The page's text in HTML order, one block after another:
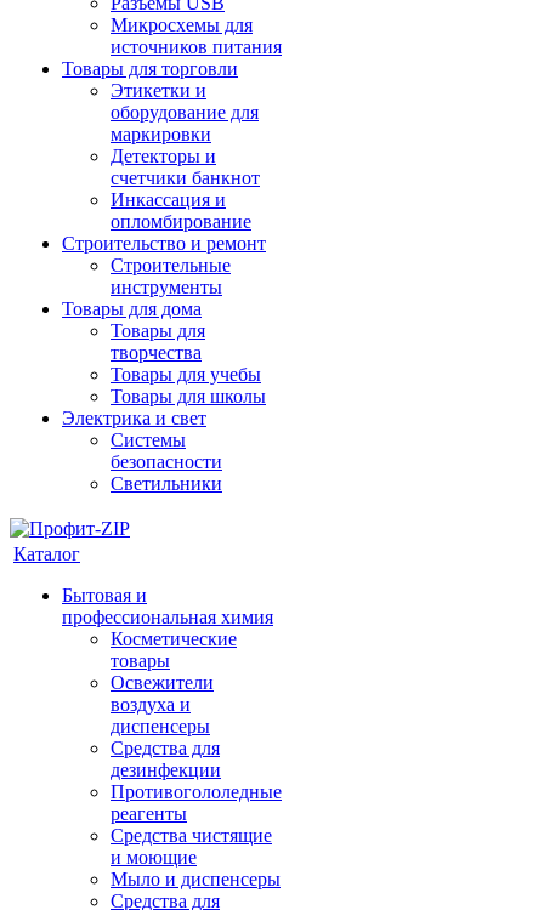
Микросхемы для
источников питания
Товары для торговли
Этикетки и
оборудование для
маркировки
Детекторы и
счетчики банкнот
Инкассация и
опломбирование
Строительство и ремонт
Строительные
инструменты
Товары для дома
Товары для
творчества
Товары для учебы
Товары для школы
Электрика и свет
Системы
безопасности
Светильники
Каталог
Бытовая и
профессиональная химия
Косметические
товары
Освежители
воздуха и
диспенсеры
Средства для
дезинфекции
Противогололедные
реагенты
Средства чистящие
и моющие
Мыло и диспенсеры
Средства для